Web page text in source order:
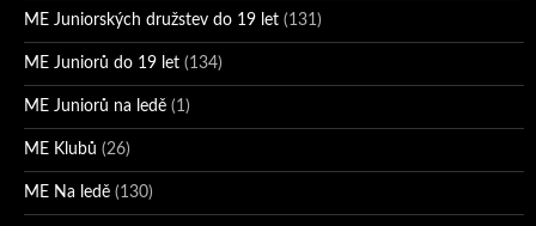
ME Juniorských družstev do 19 let (131)
ME Juniorů do 19 let (134)
ME Juniorů na ledě (1)
ME Klubů (26)
ME Na ledě (130)